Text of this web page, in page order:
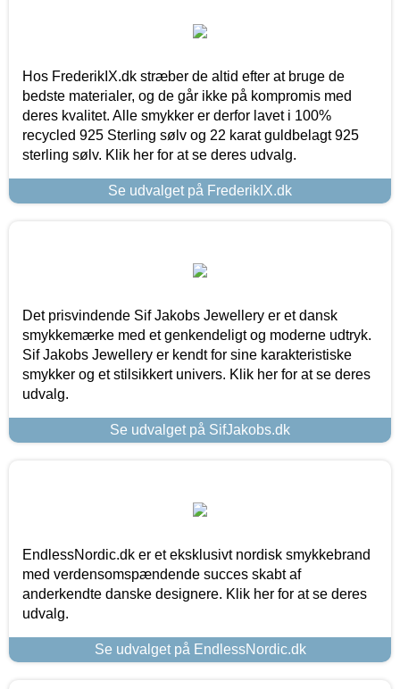
Hos FrederikIX.dk stræber de altid efter at bruge de
bedste materialer, og de går ikke på kompromis med
deres kvalitet. Alle smykker er derfor lavet i 100%
recycled 925 Sterling sølv og 22 karat guldbelagt 925
sterling sølv. Klik her for at se deres udvalg.
Se udvalget på FrederikIX.dk
Det prisvindende Sif Jakobs Jewellery er et dansk
smykkemærke med et genkendeligt og moderne udtryk.
Sif Jakobs Jewellery er kendt for sine karakteristiske
smykker og et stilsikkert univers. Klik her for at se deres
udvalg.
Se udvalget på SifJakobs.dk
EndlessNordic.dk er et eksklusivt nordisk smykkebrand
med verdensomspændende succes skabt af
anderkendte danske designere. Klik her for at se deres
udvalg.
Se udvalget på EndlessNordic.dk